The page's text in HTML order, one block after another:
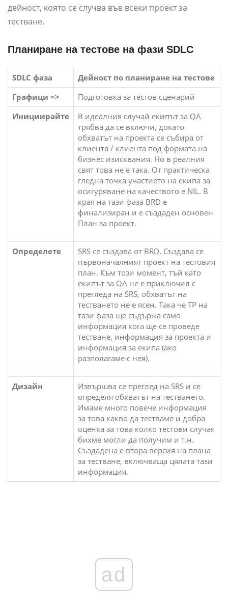
дейност, която се случва във всеки проект за
тестване.
Планиране на тестове на фази SDLC
SDLC фаза
Дейност по планиране на тестове
Графици =>
Подготовка за тестов сценарий
Инициирайте
В идеалния случай екипът за QA
трябва да се включи, докато
обхватът на проекта се събира от
клиента / клиента под формата на
бизнес изисквания. Но в реалния
свят това не е така. От практическа
гледна точка участието на екипа за
осигуряване на качеството е NIL. В
края на тази фаза BRD е
финализиран и е създаден основен
План за проект.
Определете
SRS се създава от BRD. Създава се
първоначалният проект на тестовия
план. Към този момент, тъй като
екипът за QA не е приключил с
прегледа на SRS, обхватът на
тестването не е ясен. Така че TP на
тази фаза ще съдържа само
информация кога ще се проведе
тестване, информация за проекта и
информация за екипа (ако
разполагаме с нея).
Дизайн
Извършва се преглед на SRS и се
определя обхватът на тестването.
Имаме много повече информация
за това какво да тестваме и добра
оценка за това колко тестови случая
бихме могли да получим и т.н.
Създадена е втора версия на плана
за тестване, включваща цялата тази
информация.
ad